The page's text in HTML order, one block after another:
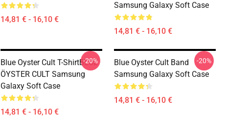
14,81 € - 16,10 €
Samsung Galaxy Soft Case
14,81 € - 16,10 €
Blue Oyster Cult T-ShirtBLUE
ÖYSTER CULT Samsung
Galaxy Soft Case
14,81 € - 16,10 €
-20%
Blue Oyster Cult Band
Samsung Galaxy Soft Case
14,81 € - 16,10 €
-20%